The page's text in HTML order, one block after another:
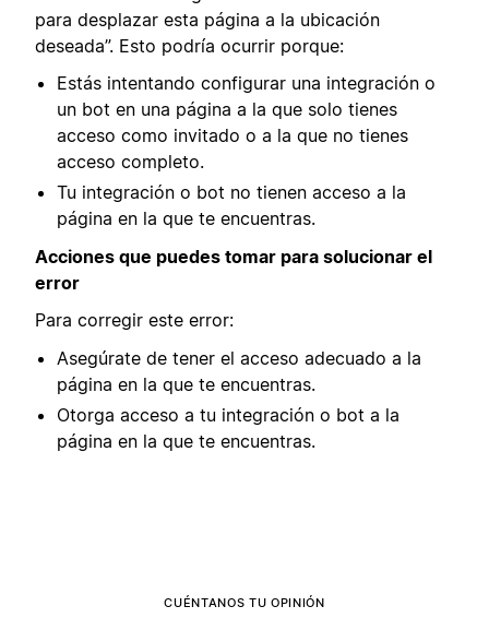
para desplazar esta página a la ubicación
deseada”. Esto podría ocurrir porque:
Estás intentando configurar una integración o
un bot en una página a la que solo tienes
acceso como invitado o a la que no tienes
acceso completo.
Tu integración o bot no tienen acceso a la
página en la que te encuentras.
Acciones que puedes tomar para solucionar el
error
Para corregir este error:
Asegúrate de tener el acceso adecuado a la
página en la que te encuentras.
Otorga acceso a tu integración o bot a la
página en la que te encuentras.
CUÉNTANOS TU OPINIÓN